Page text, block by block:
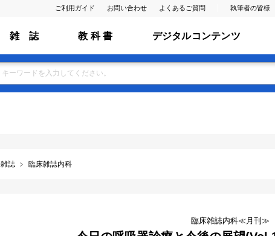
ご利用ガイド お問い合わせ よくあるご質問 執筆者の皆様
雑 誌 教 科 書 デジタルコンテンツ
雑誌 臨床雑誌内科
臨床雑誌内科≪月刊≫